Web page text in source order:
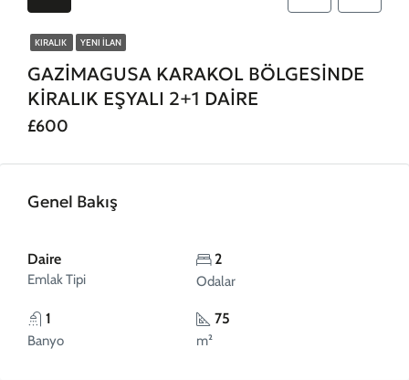
KIRALIK YENI İLAN
GAZİMAGUSA KARAKOL BÖLGESİNDE
KİRALIK EŞYALI 2+1 DAİRE
£600
Genel Bakış
Daire
Emlak Tipi
2
Odalar
1
Banyo
75
m²